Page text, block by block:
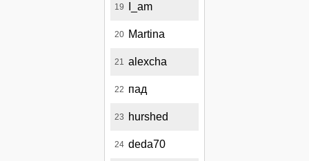
19 I_am
20 Martina
21 alexcha
22 пад
23 hurshed
24 deda70